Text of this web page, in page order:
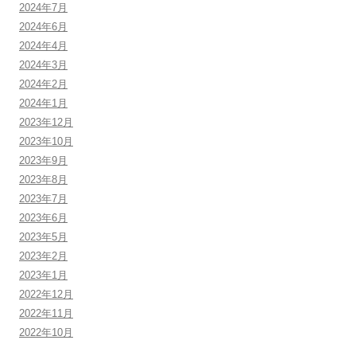
2024年7月
2024年6月
2024年4月
2024年3月
2024年2月
2024年1月
2023年12月
2023年10月
2023年9月
2023年8月
2023年7月
2023年6月
2023年5月
2023年2月
2023年1月
2022年12月
2022年11月
2022年10月